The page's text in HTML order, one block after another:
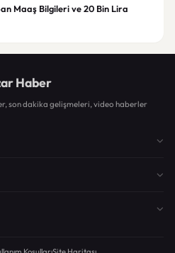
Maaş Bilgileri ve 20 Bin Lira
Haber
son dakika gelişmeleri, video haberler